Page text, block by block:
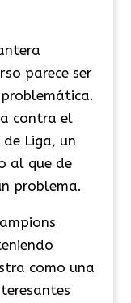
parece ser
contra el
Liga, un
al que de
problema.
como una